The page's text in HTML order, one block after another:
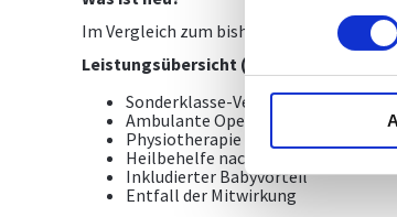
Im Vergleich zum bisherigen Tarif bietet
Leistungsübersicht (Auszug):
Sonderklasse-Versicherungsschutz
Ambulante Operationen nach
Physiotherapie nach Unfall bis EUR
Heilbehelfe nach Unfall bis EUR 250,–
Inkludierter Babyvorteil
Entfall der Mitwirkung